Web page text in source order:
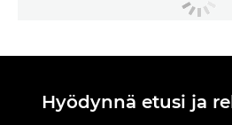
Hyödynnä etusi ja